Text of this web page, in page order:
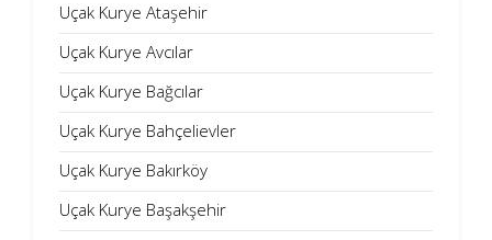
Uçak Kurye Ataşehir
Uçak Kurye Avcılar
Uçak Kurye Bağcılar
Uçak Kurye Bahçelievler
Uçak Kurye Bakırköy
Uçak Kurye Başakşehir